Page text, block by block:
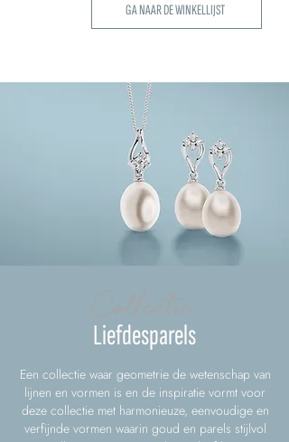
GA NAAR DE WINKELLIJST
Liefdesparels
Een collectie waar geometrie de wetenschap van
lijnen en vormen is en de inspiratie vormt voor
deze collectie met harmonieuze, eenvoudige en
verfijnde vormen waarin goud en parels stijlvol